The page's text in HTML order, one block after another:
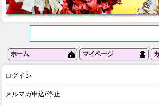
ホーム マイページ
ログイン
メルマガ申込/停止